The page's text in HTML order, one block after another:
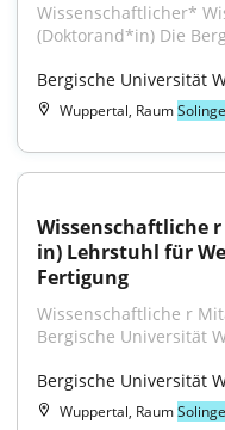
Wissenschaftlicher*
(Doktorand*in) Die
Bergische Universität
Wuppertal, Raum
Wissenschaftliche
in) Lehrstuhl für
Fertigung
Wissenschaftliche r
Bergische Universität
Bergische Universität
Wuppertal, Raum